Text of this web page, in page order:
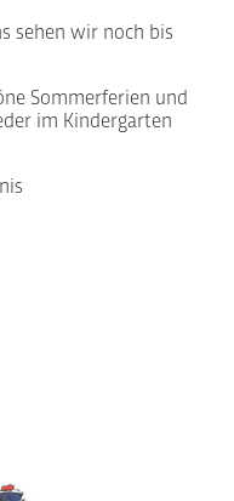
sehen wir noch bis
Sommerferien und
im Kindergarten